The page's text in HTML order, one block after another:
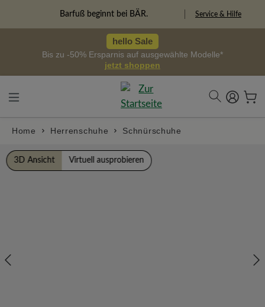
Barfuß beginnt bei BÄR. Service & Hilfe
hello Sale
Bis zu -50% Ersparnis auf ausgewählte Modelle*
jetzt shoppen
Home Herrenschuhe Schnürschuhe
Bildergalerie überspringen
3D Ansicht Virtuell ausprobieren